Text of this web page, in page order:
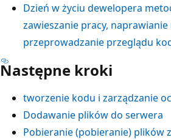
Dzień w życiu dewelopera
zawieszanie pracy,
przeprowadzanie przeglądu
Następne kroki
tworzenie kodu i zarządzanie
Dodawanie plików do serwera
Pobieranie (pobieranie) plików